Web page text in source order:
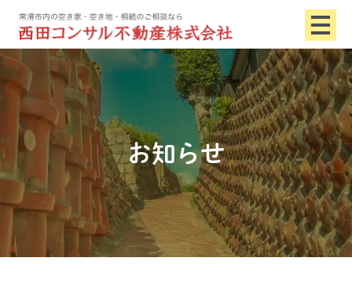
お知らせ